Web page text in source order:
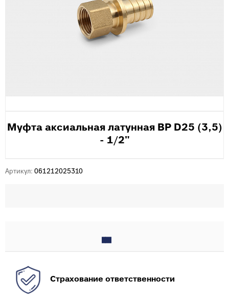
Муфта аксиальная латунная ВР D25 (3,5)
- 1/2"
Артикул: 061212025310
Страхование ответственности